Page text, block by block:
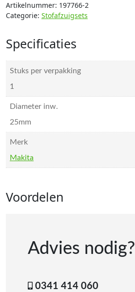
Artikelnummer: 197766-2
Categorie: Stofafzuigsets
Specificaties
Stuks per verpakking
1
Diameter inw.
25mm
Merk
Makita
Voordelen
Advies nodig?
0341 414 060